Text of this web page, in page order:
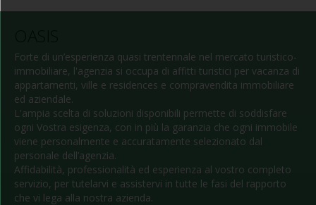
Forte di un’esperienza quasi trentennale nel mercato turistico-
immobiliare, l'agenzia si occupa di affitti turistici per vacanza di
appartamenti, ville e residences e compravendita immobiliare
ed aziendale.
L'ampia scelta di soluzioni disponibili permette di soddisfare
ogni Vostra esigenza, con in più la garanzia che ogni immobile
viene personalmente e accuratamente selezionato dal
personale dell’agenzia.
Affidabilità, professionalità ed esperienza al vostro completo
servizio, per tutelarvi e assistervi in tutte le fasi del rapporto
che vi lega alla nostra azienda.